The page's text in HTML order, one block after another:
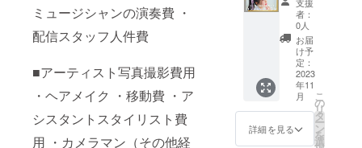
ミュージシャンの演奏費 ・
配信スタッフ人件費
■アーティスト写真撮影費用
・ヘアメイク ・移動費 ・ア
シスタントスタイリスト費
用 ・カメラマン（その他経
学及び
ライブ
終了
後、楽
屋にて
お話が
できる
プラン
です。
※チケッ
の電子
ピアノ
にこの
ヘッド
ホンを
差し込
み、
数々の
オリジ
ナルソ
「One
Music
Salon大
阪校」
で、
Acherie
本人と
一緒に
45分間
ボイス
トレー
ターン
内容：
①Ache
rieより
サン
キュー
カード
を同
封。 ②
オリジ
ナルポ
者：
0人
お届
け予
定：
2023
年11
月
詳細を見る
こ
の
リ
タ
ー
ン
を
選